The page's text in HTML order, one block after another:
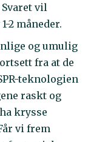
vil
2 måneder.
og umulig
fra at de
teknologien
raskt og
krysse
vi frem